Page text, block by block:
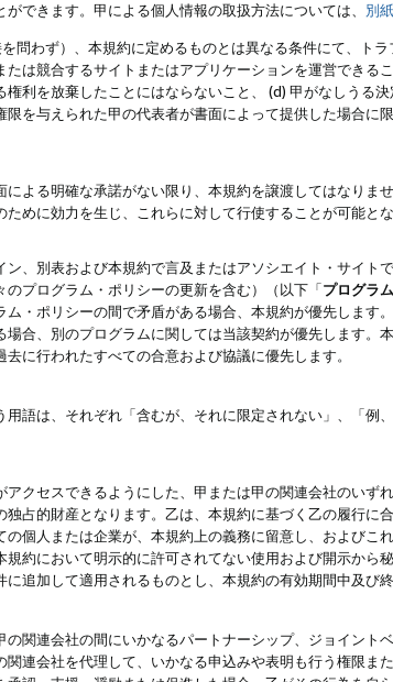
できます。甲による個人情報の取扱方法については、 別
問わず）、本規約に定めるものとは異なる条件にて、ト
は競合するサイトまたはアプリケーションを運営できる
利を放棄したことにはならないこと、 (d) 甲がなしうる
を与えられた甲の代表者が書面によって提供した場合に
よる明確な承諾がない限り、本規約を譲渡してはなりま
めに効力を生じ、これらに対して行使することが可能とな
、別表および本規約で言及またはアソシエイト・サイト
プログラム・ポリシーの更新を含む）（以下「プログラ
・ポリシーの間で矛盾がある場合、本規約が優先します
合、別のプログラムに関しては当該契約が優先します。
に行われたすべての合意および協議に優先します。
語は、それぞれ「含むが、それに限定されない」、「例
クセスできるようにした、甲または甲の関連会社のいず
独占的財産となります。乙は、本規約に基づく乙の履行に
個人または企業が、本規約上の義務に留意し、およびこ
約において明示的に許可されてない使用および開示から
追加して適用されるものとし、本規約の有効期間中及び
関連会社の間にいかなるパートナーシップ、ジョイント
連会社を代理して、いかなる申込みや表明も行う権限ま